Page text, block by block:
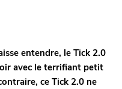
entendre, le Tick 2.0
avec le terrifiant petit
ce Tick 2.0 ne